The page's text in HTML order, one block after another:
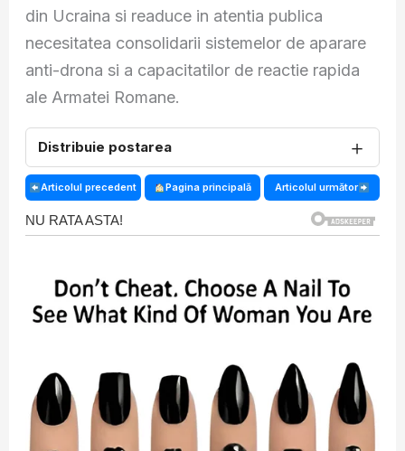
din Ucraina si readuce in atentia publica
necesitatea consolidarii sistemelor de aparare
anti-drona si a capacitatilor de reactie rapida
ale Armatei Romane.
Distribuie postarea ＋
Articolul precedent Pagina principală Articolul următor